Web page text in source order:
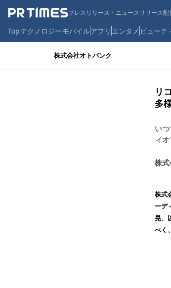
プレスリリース・ニュースリリース配
Topテクノロジーモバイルアプリ エンタメ ビューテ
株式会社オトバンク
リ
多
い
ィ
株式
株式
ーデ
晃、
べく